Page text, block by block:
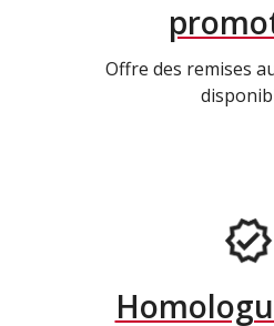
Offre des remises